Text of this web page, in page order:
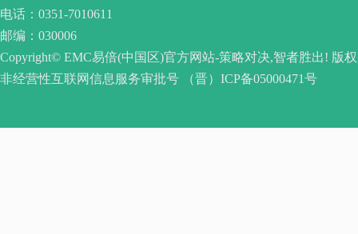
电话：0351-7010611
邮编：030006
Copyright© EMC易倍(中国区)官方网站-策略对决,智者胜出! 版
非经营性互联网信息服务审批号 （晋）ICP备05000471号